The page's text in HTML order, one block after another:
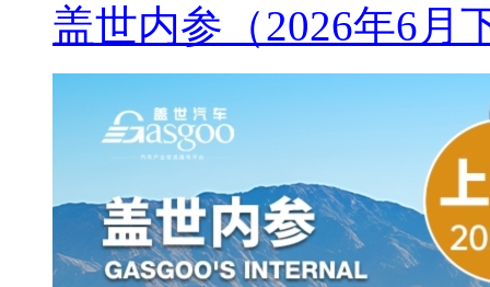
盖世内参（2026年6月